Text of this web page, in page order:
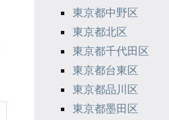
東京都中野区
東京都北区
東京都千代田区
東京都台東区
東京都品川区
東京都墨田区